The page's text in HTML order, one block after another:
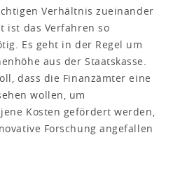
Verhältnis zueinander
ist das Verfahren so
Es geht in der Regel um
aus der Staatskasse.
dass die Finanzämter eine
wollen, um
Kosten gefördert werden,
Forschung angefallen